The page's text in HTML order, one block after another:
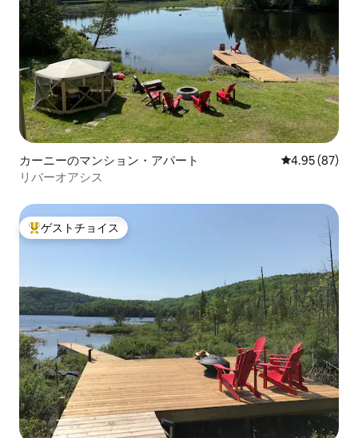
カーニーのマンション・アパート レビュー87
4.95 (87)
リバーオアシス
大好評のゲストチョイスです。
ゲストチョイス